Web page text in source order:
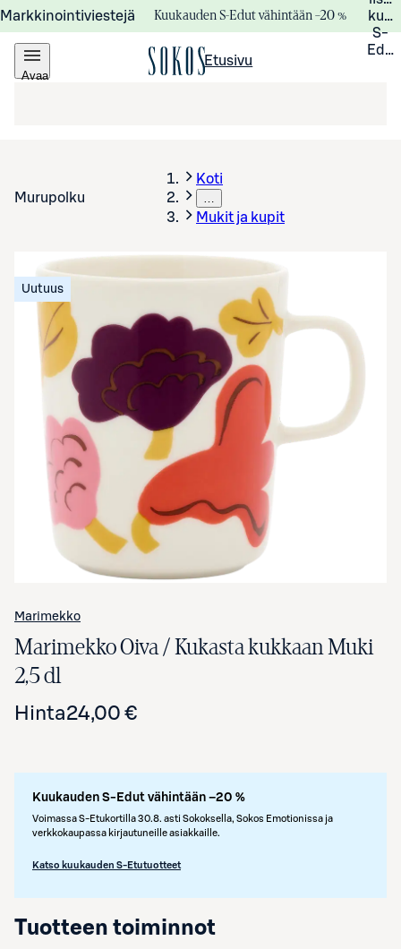
Markkinointiviestejä Kuukauden S-Edut vähintään –20 %
S-
Avaa
Etusivu
Murupolku
Koti
…
Mukit ja kupit
Avaa tuotekuva suurennettuna
Uutuus
Marimekko
Marimekko Oiva / Kukasta kukkaan Muki
2,5 dl
Hinta24,00 €
Kuukauden S-Edut vähintään –20 %
Voimassa S-Etukortilla 30.8. asti Sokoksella, Sokos Emotionissa ja
verkkokaupassa kirjautuneille asiakkaille.
Katso kuukauden S-Etutuotteet
Tuotteen toiminnot